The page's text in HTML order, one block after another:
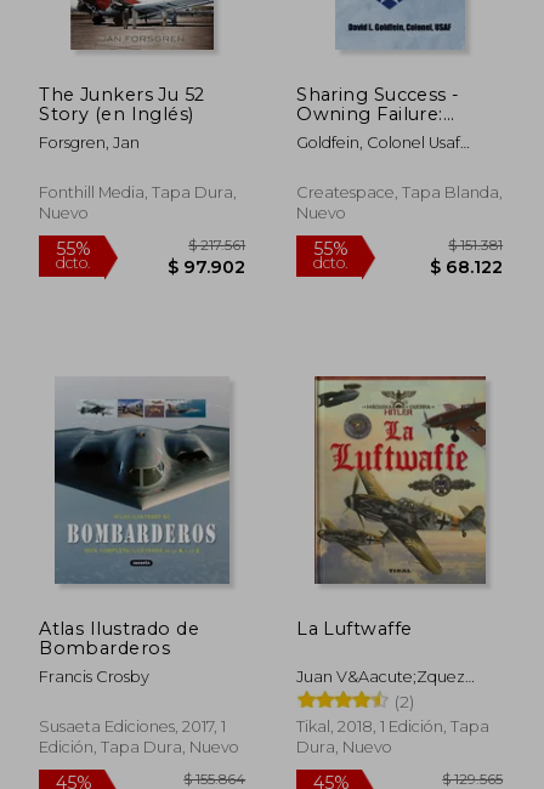
The Junkers Ju 52
Story (en Inglés)
Forsgren, Jan
Fonthill Media, Tapa Dura,
Nuevo
55%
dcto.
$ 217.561
$ 97.902
Sharing Success -
Owning Failure:
Preparing to
Command in The
Air Force (en Inglés)
Goldfein, Colonel Usaf
Createspace, Tapa Blanda,
Nuevo
55%
dcto. $
Atlas Ilustrado de
Bombarderos
Francis Crosby
Susaeta Ediciones, 2017, 1
Edición, Tapa Dura, Nuevo
La Luftwaffe
Juan V&Aacute;Zquez
Garc&Iacute;A(2)
Tikal, 2018, 1 Edición, Tapa
Dura, Nuevo